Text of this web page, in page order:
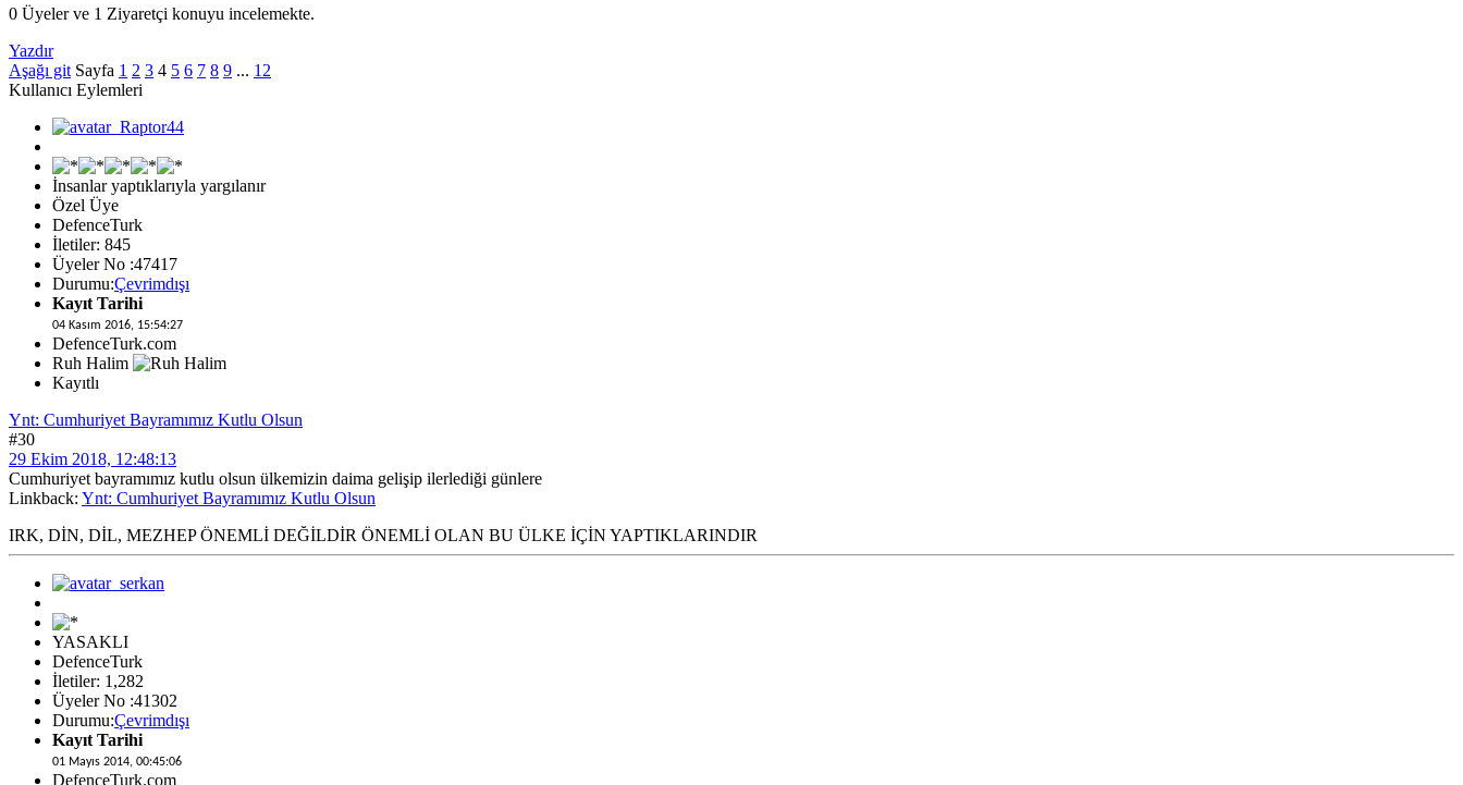
0 Üyeler ve 1 Ziyaretçi konuyu incelemekte.
Yazdır
Aşağı git Sayfa 1 2 3 4 5 6 7 8 9 ... 12
Kullanıcı Eylemleri
İnsanlar yaptıklarıyla yargılanır
Özel Üye
DefenceTurk
İletiler: 845
Üyeler No :47417
Durumu:Çevrimdışı
Kayıt Tarihi
04 Kasım 2016, 15:54:27
DefenceTurk.com
Ruh Halim
Kayıtlı
Ynt: Cumhuriyet Bayramımız Kutlu Olsun
#30
29 Ekim 2018, 12:48:13
Cumhuriyet bayramımız kutlu olsun ülkemizin daima gelişip ilerlediği günlere
Linkback: Ynt: Cumhuriyet Bayramımız Kutlu Olsun
IRK, DİN, DİL, MEZHEP ÖNEMLİ DEĞİLDİR ÖNEMLİ OLAN BU ÜLKE İÇİN YAPTIKLARINDIR
YASAKLI
DefenceTurk
İletiler: 1,282
Üyeler No :41302
Durumu:Çevrimdışı
Kayıt Tarihi
01 Mayıs 2014, 00:45:06
DefenceTurk.com